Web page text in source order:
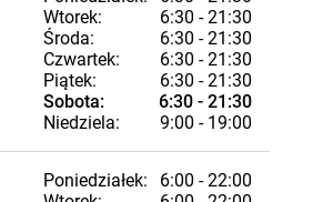
Wtorek:
6:30 - 21:30
Środa:
6:30 - 21:30
Czwartek:
6:30 - 21:30
Piątek:
6:30 - 21:30
Sobota:
6:30 - 21:30
Niedziela:
9:00 - 19:00
Poniedziałek:
6:00 - 22:00